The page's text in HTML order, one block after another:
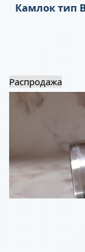
Камлок тип
Распродажа